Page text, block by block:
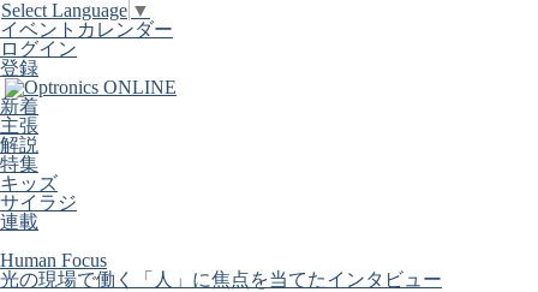
Select Language ▼
イベントカレンダー
ログイン
登録
新着
主張
解説
特集
キッズ
サイラジ
連載
Human Focus
光の現場で働く「人」に焦点を当てたインタビュー